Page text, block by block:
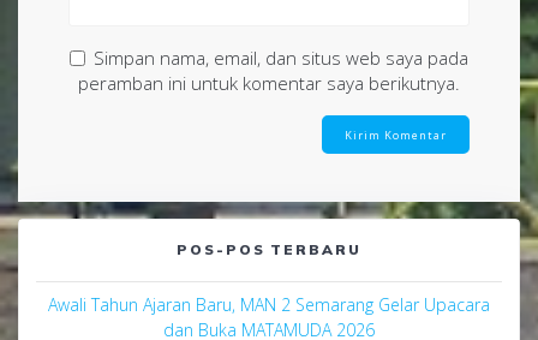
Simpan nama, email, dan situs web saya pada
peramban ini untuk komentar saya berikutnya.
POS-POS TERBARU
Awali Tahun Ajaran Baru, MAN 2 Semarang Gelar Upacara
dan Buka MATAMUDA 2026